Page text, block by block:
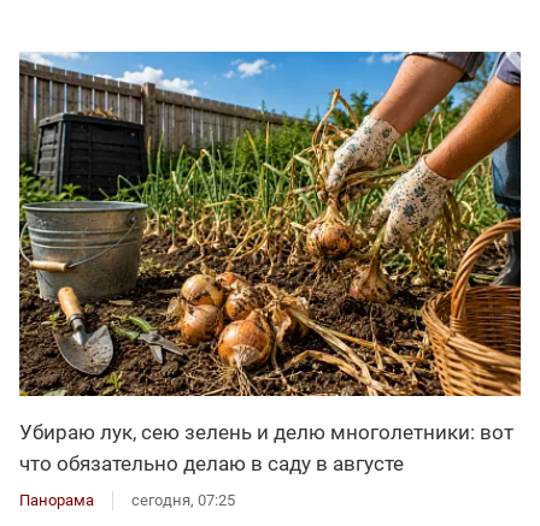
Убираю лук, сею зелень и делю многолетники: вот
что обязательно делаю в саду в августе
Панорама сегодня, 07:25